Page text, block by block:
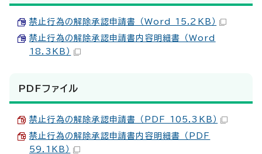
禁止行為の解除承認申請書 （Word 15.2KB）
禁止行為の解除承認申請書内容明細書 （Word
18.3KB）
PDFファイル
禁止行為の解除承認申請書 （PDF 105.3KB）
禁止行為の解除承認申請書内容明細書 （PDF
59.1KB）